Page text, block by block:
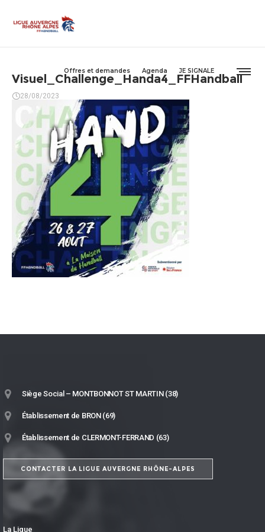
Offres et demandes Agenda JE SIGNALE
Visuel_Challenge_Handa4_FFHandball
28/08/2023
Siège Social – MONTBONNOT ST MARTIN (38)
Établissement de BRON (69)
Établissement de CLERMONT-FERRAND (63)
CONTACTER LA LIGUE AUVERGNE RHÔNE-ALPES
La Ligue